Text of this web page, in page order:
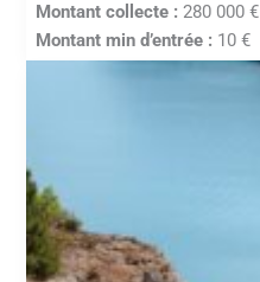
Montant collecte : 280 000 €
Montant min d’entrée : 10 €